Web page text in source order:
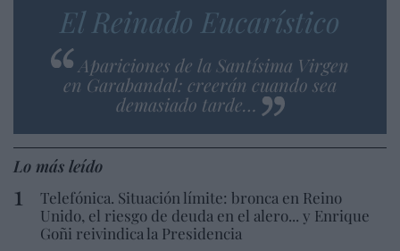
El Reinado Eucarístico
Apariciones de la Santísima Virgen
en Garabandal: creerán cuando sea
demasiado tarde…
Lo más leído
Telefónica. Situación límite: bronca en Reino
Unido, el riesgo de deuda en el alero... y Enrique
Goñi reivindica la Presidencia